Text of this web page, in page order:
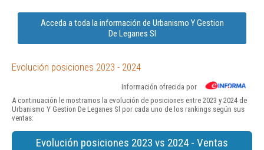
Acceda a toda la información de Urbanismo Y Gestion
De Leganes Sl
Evolución posiciones 2023 - 2024
Información ofrecida por
A continuación le mostramos la evolución de posiciones entre 2023 y 2024 de
Urbanismo Y Gestion De Leganes Sl por cada uno de los rankings según sus
ventas:
Evolución posiciones 2023 vs 2024 - Ventas